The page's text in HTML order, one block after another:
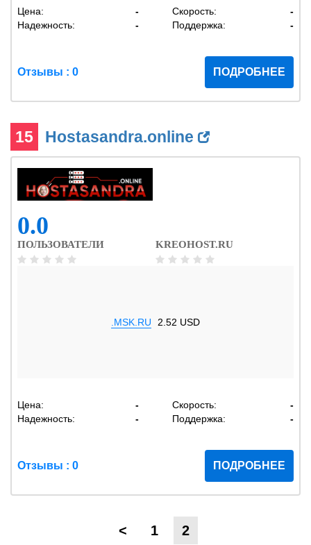
Цена: - Скорость:
-
Надежность:
- Поддержка: -
Отзывы : 0 ПОДРОБНЕЕ
15 Hostasandra.online
0.0
ПОЛЬЗОВАТЕЛИ KREOHOST.RU
.MSK.RU 2.52 USD
Цена: - Скорость:
-
Надежность:
- Поддержка: -
Отзывы : 0 ПОДРОБНЕЕ
< 1 2